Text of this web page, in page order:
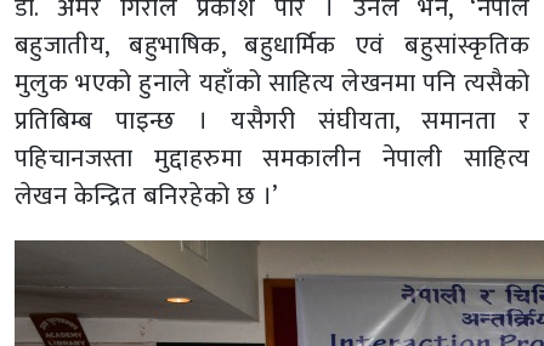
बहुजातीय, बहुभाषिक, बहुधार्मिक एवं बहुसांस्कृतिक
मुलुक भएको हुनाले यहाँको साहित्य लेखनमा पनि त्यसैको
प्रतिबिम्ब पाइन्छ । यसैगरी संघीयता, समानता र
पहिचानजस्ता मुद्दाहरुमा समकालीन नेपाली साहित्य
लेखन केन्द्रित बनिरहेको छ ।’